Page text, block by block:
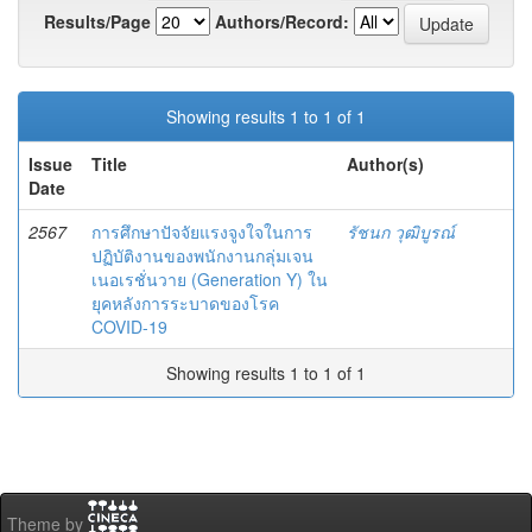
Results/Page
Authors/Record:
Showing results 1 to 1 of 1
Issue
Date
Title Author(s)
2567
การศึกษาปัจจัยแรงจูงใจในการ
ปฏิบัติงานของพนักงานกลุ่มเจน
เนอเรชั่นวาย (Generation Y) ใน
ยุคหลังการระบาดของโรค
COVID-19
รัชนก วุฒิบูรณ์
Showing results 1 to 1 of 1
Theme by